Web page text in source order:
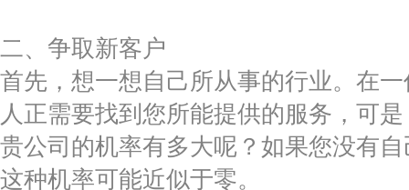
二、争取新客户
首先，想一想自己所从事的行业。在
人正需要找到您所能提供的服务，可
贵公司的机率有多大呢？如果您没有
这种机率可能近似于零。